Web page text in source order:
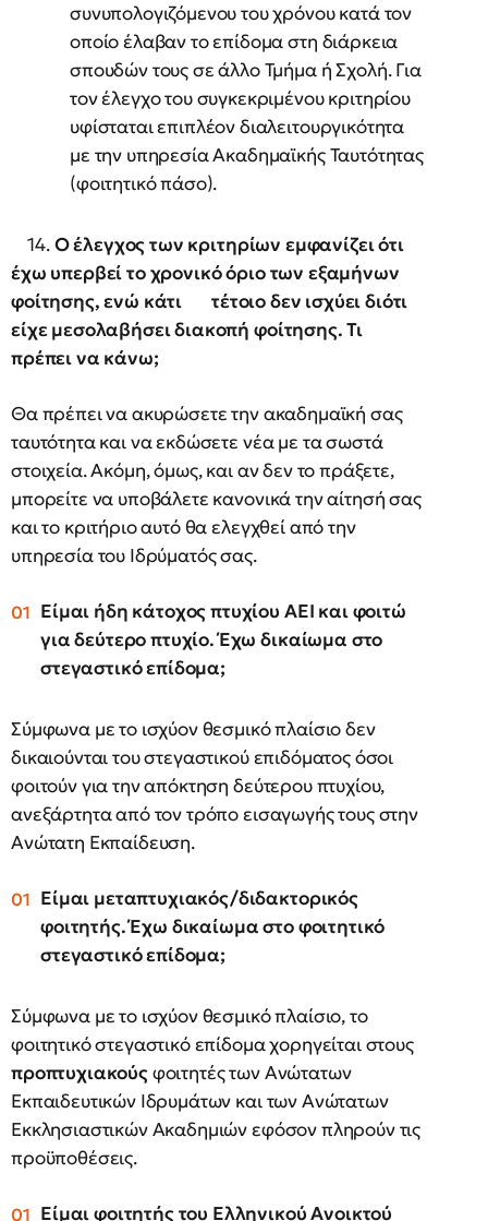
συνυπολογιζόμενου του χρόνου κατά τον
οποίο έλαβαν το επίδομα στη διάρκεια
σπουδών τους σε άλλο Τμήμα ή Σχολή. Για
τον έλεγχο του συγκεκριμένου κριτηρίου
υφίσταται επιπλέον διαλειτουργικότητα
με την υπηρεσία Ακαδημαϊκής Ταυτότητας
(φοιτητικό πάσο).
14.Ο έλεγχος των κριτηρίων εμφανίζει ότι
έχω υπερβεί το χρονικό όριο των εξαμήνων
φοίτησης, ενώ κάτι τέτοιο δεν ισχύει διότι
είχε μεσολαβήσει διακοπή φοίτησης. Τι
πρέπει να κάνω;
Θα πρέπει να ακυρώσετε την ακαδημαϊκή σας
ταυτότητα και να εκδώσετε νέα με τα σωστά
στοιχεία. Ακόμη, όμως, και αν δεν το πράξετε,
μπορείτε να υποβάλετε κανονικά την αίτησή σας
και το κριτήριο αυτό θα ελεγχθεί από την
υπηρεσία του Ιδρύματός σας.
Είμαι ήδη κάτοχος πτυχίου ΑΕΙ και φοιτώ
για δεύτερο πτυχίο. Έχω δικαίωμα στο
στεγαστικό επίδομα;
Σύμφωνα με το ισχύον θεσμικό πλαίσιο δεν
δικαιούνται του στεγαστικού επιδόματος όσοι
φοιτούν για την απόκτηση δεύτερου πτυχίου,
ανεξάρτητα από τον τρόπο εισαγωγής τους στην
Ανώτατη Εκπαίδευση.
Είμαι μεταπτυχιακός/διδακτορικός
φοιτητής. Έχω δικαίωμα στο φοιτητικό
στεγαστικό επίδομα;
Σύμφωνα με το ισχύον θεσμικό πλαίσιο, το
φοιτητικό στεγαστικό επίδομα χορηγείται στους
προπτυχιακούςφοιτητές των Ανώτατων
Εκπαιδευτικών Ιδρυμάτων και των Ανώτατων
Εκκλησιαστικών Ακαδημιών εφόσον πληρούν τις
προϋποθέσεις.
Είμαι φοιτητής του Ελληνικού Ανοικτού